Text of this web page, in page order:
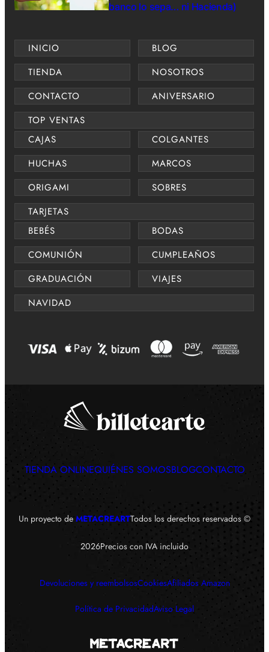
banco lo sepa… ni Hacienda)
INICIO
BLOG
TIENDA
NOSOTROS
CONTACTO
ANIVERSARIO
TOP VENTAS
CAJAS
COLGANTES
HUCHAS
MARCOS
ORIGAMI
SOBRES
TARJETAS
BEBÉS
BODAS
COMUNIÓN
CUMPLEAÑOS
GRADUACIÓN
VIAJES
NAVIDAD
TIENDA ONLINEQUIÉNES SOMOSBLOGCONTACTO
Un proyecto de METACREARTTodos los derechos reservados ©
2026Precios con IVA incluido
Devoluciones y reembolsosCookiesAfiliados Amazon
Política de PrivacidadAviso Legal